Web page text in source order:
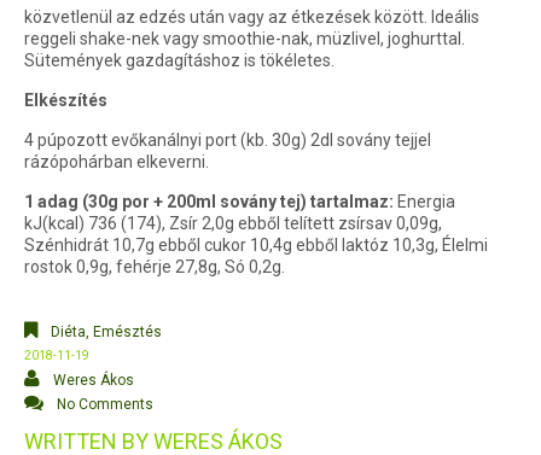
közvetlenül az edzés után vagy az étkezések között. Ideális
reggeli shake-nek vagy smoothie-nak, müzlivel, joghurttal.
Sütemények gazdagításhoz is tökéletes.
Elkészítés
4 púpozott evőkanálnyi port (kb. 30g) 2dl sovány tejjel
rázópohárban elkeverni.
1 adag (30g por + 200ml sovány tej) tartalmaz: Energia
kJ(kcal) 736 (174), Zsír 2,0g ebből telített zsírsav 0,09g,
Szénhidrát 10,7g ebből cukor 10,4g ebből laktóz 10,3g, Élelmi
rostok 0,9g, fehérje 27,8g, Só 0,2g.
Diéta, Emésztés
2018-11-19
Weres Ákos
No Comments
WRITTEN BYWERES ÁKOS